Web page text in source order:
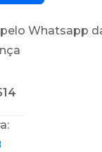
Whatsapp